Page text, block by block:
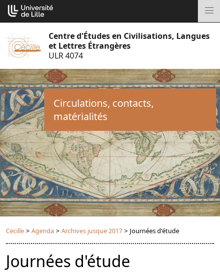
Aller
au
Centre d'Études en Civilisations, Langues
et Lettres Étrangères
ULR 4074
Circulations, contacts,
matérialités
Cecille > Agenda > Archives jusque 2017 > Journées d'étude
Journées d'étude
Cookies management panel